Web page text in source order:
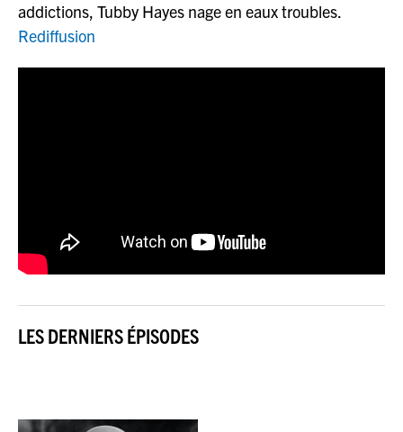
addictions, Tubby Hayes nage en eaux troubles.
Rediffusion
LES DERNIERS ÉPISODES